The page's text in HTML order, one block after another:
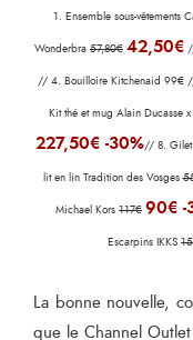
1. Ensemble sous-vêtements
Wonderbra 57,80€ 42,50€
// 4. Bouilloire Kitchenaid 99€
Kit thé et mug Alain Ducasse
227,50€ -30%// 8. Gilet
lit en lin Tradition des Vosges
Michael Kors 117€ 90€ -
Escarpins IKKS
La bonne nouvelle,
que le Channel